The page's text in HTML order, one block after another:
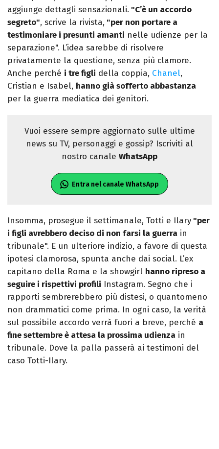
aggiunge dettagli sensazionali. "C’è un accordo
segreto", scrive la rivista, "per non portare a
testimoniare i presunti amanti nelle udienze per la
separazione". L’idea sarebbe di risolvere
privatamente la questione, senza più clamore.
Anche perché i tre figli della coppia, Chanel,
Cristian e Isabel, hanno già sofferto abbastanza
per la guerra mediatica dei genitori.
Vuoi essere sempre aggiornato sulle ultime
news su TV, personaggi e gossip? Iscriviti al
nostro canale WhatsApp
Entra nel canale WhatsApp
Insomma, prosegue il settimanale, Totti e Ilary "per
i figli avrebbero deciso di non farsi la guerra in
tribunale". E un ulteriore indizio, a favore di questa
ipotesi clamorosa, spunta anche dai social. L’ex
capitano della Roma e la showgirl hanno ripreso a
seguire i rispettivi profili Instagram. Segno che i
rapporti sembrerebbero più distesi, o quantomeno
non drammatici come prima. In ogni caso, la verità
sul possibile accordo verrà fuori a breve, perché a
fine settembre è attesa la prossima udienza in
tribunale. Dove la palla passerà ai testimoni del
caso Totti-Ilary.